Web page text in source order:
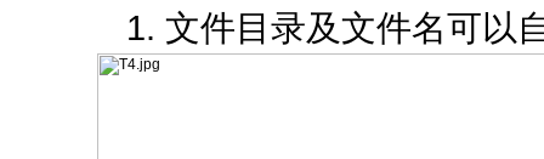
1. 文件目录及文件名可以